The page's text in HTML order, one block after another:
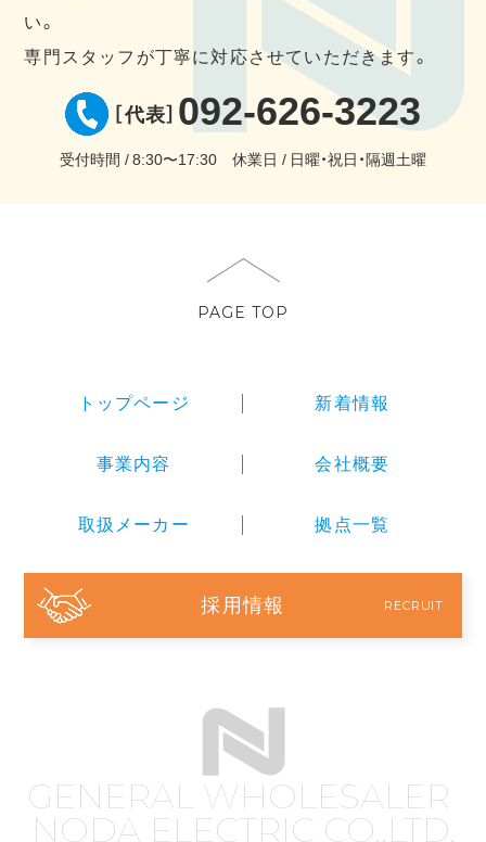
い。
専門スタッフが丁寧に対応させていただきます。
［代表］ 092-626-3223
受付時間 8:30〜17:30 休業日 日曜・祝日・隔週土曜
PAGE TOP
トップページ 新着情報
事業内容 会社概要
取扱メーカー 拠点一覧
採用情報 RECRUIT
GENERAL WHOLESALER
NODA ELECTRIC CO.,LTD.